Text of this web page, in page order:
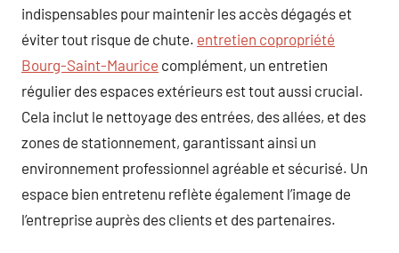
indispensables pour maintenir les accès dégagés et
éviter tout risque de chute. entretien copropriété
Bourg-Saint-Maurice complément, un entretien
régulier des espaces extérieurs est tout aussi crucial.
Cela inclut le nettoyage des entrées, des allées, et des
zones de stationnement, garantissant ainsi un
environnement professionnel agréable et sécurisé. Un
espace bien entretenu reflète également l’image de
l’entreprise auprès des clients et des partenaires.